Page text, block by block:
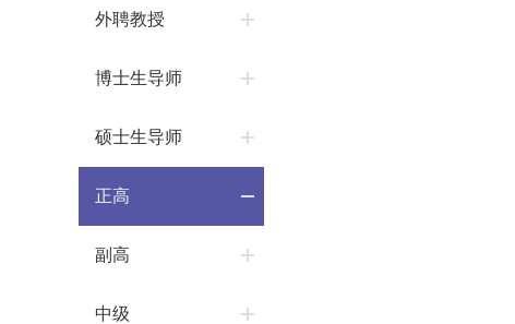
外聘教授
博士生导师
硕士生导师
正高
副高
中级